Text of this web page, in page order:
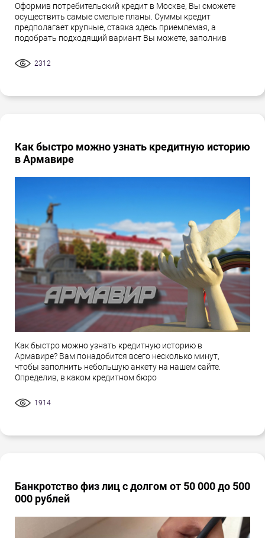
Оформив потребительский кредит в Москве, Вы сможете
осуществить самые смелые планы. Суммы кредит
предполагает крупные, ставка здесь приемлемая, а
подобрать подходящий вариант Вы можете, заполнив
2312
Как быстро можно узнать кредитную историю
в Армавире
Как быстро можно узнать кредитную историю в
Армавире? Вам понадобится всего несколько минут,
чтобы заполнить небольшую анкету на нашем сайте.
Определив, в каком кредитном бюро
1914
Банкротство физ лиц с долгом от 50 000 до 500
000 рублей